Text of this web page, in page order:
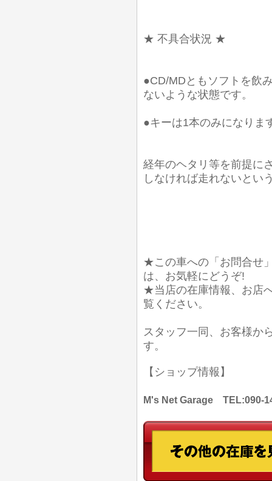
★ 不具合状況 ★
●CD/MDともソフトを飲
ないような状態です。
●キーは1本のみになりま
経年のヘタリ等を前提に
しなければ走れないとい
★この車への「お問合せ
は、お気軽にどうぞ!
★当店の在庫情報、お店
覧ください。
スタッフ一同、お客様か
す。
【ショップ情報】
M's Net Garage TEL:090-